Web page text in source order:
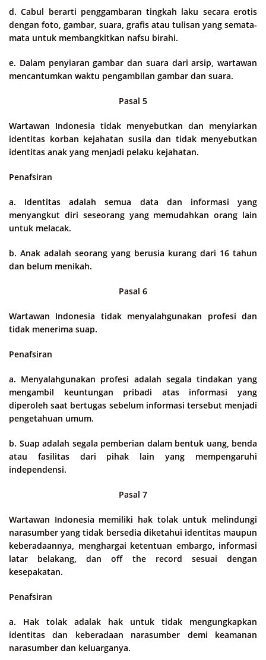
d. Cabul berarti penggambaran tingkah laku secara erotis
dengan foto, gambar, suara, grafis atau tulisan yang semata-
mata untuk membangkitkan nafsu birahi.
e. Dalam penyiaran gambar dan suara dari arsip, wartawan
mencantumkan waktu pengambilan gambar dan suara.
Pasal 5
Wartawan Indonesia tidak menyebutkan dan menyiarkan
identitas korban kejahatan susila dan tidak menyebutkan
identitas anak yang menjadi pelaku kejahatan.
Penafsiran
a. Identitas adalah semua data dan informasi yang
menyangkut diri seseorang yang memudahkan orang lain
untuk melacak.
b. Anak adalah seorang yang berusia kurang dari 16 tahun
dan belum menikah.
Pasal 6
Wartawan Indonesia tidak menyalahgunakan profesi dan
tidak menerima suap.
Penafsiran
a. Menyalahgunakan profesi adalah segala tindakan yang
mengambil keuntungan pribadi atas informasi yang
diperoleh saat bertugas sebelum informasi tersebut menjadi
pengetahuan umum.
b. Suap adalah segala pemberian dalam bentuk uang, benda
atau fasilitas dari pihak lain yang mempengaruhi
independensi.
Pasal 7
Wartawan Indonesia memiliki hak tolak untuk melindungi
narasumber yang tidak bersedia diketahui identitas maupun
keberadaannya, menghargai ketentuan embargo, informasi
latar belakang, dan off the record sesuai dengan
kesepakatan.
Penafsiran
a. Hak tolak adalak hak untuk tidak mengungkapkan
identitas dan keberadaan narasumber demi keamanan
narasumber dan keluarganya.